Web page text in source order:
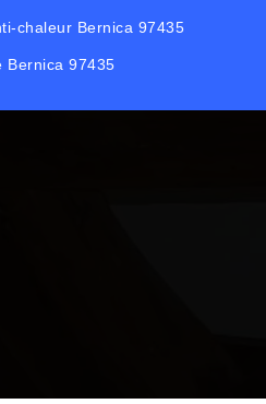
chaleur Bernica 97435
Bernica 97435